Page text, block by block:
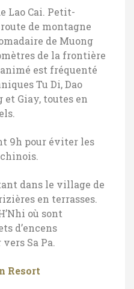
Lao Cai. Petit-
de montagne
de Muong
de la frontière
est fréquenté
Tu Di, Dao
et Giay, toutes en
9h pour éviter les
dans le village de
en terrasses.
où sont
d’encens
Sa Pa.
Resort